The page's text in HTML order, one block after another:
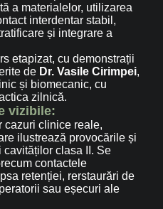
a materialelor, utilizarea
interdentar stabil,
și integrare a
etapizat, cu demonstrații
de Dr. Vasile Cirimpei,
și biomecanic, cu
zilnică.
vizibile:
cazuri clinice reale,
ilustrează provocările și
clasa II. Se
contactele
retenției, rerstaurări de
sau eșecuri ale